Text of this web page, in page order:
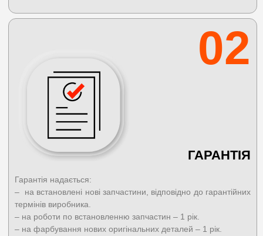
02
ГАРАНТІЯ
Гарантія надається:
– на встановлені нові запчастини, відповідно до гарантійних
термінів виробника.
– на роботи по встановленню запчастин – 1 рік.
– на фарбування нових оригінальних деталей – 1 рік.